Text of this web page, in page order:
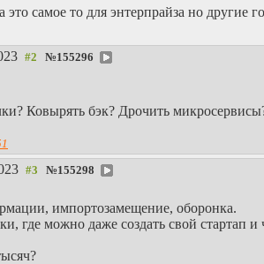
самое то для энтерпрайза но другие
№155296
Ковырять бэк? Дрочить
№155298
импортозамещение, оборонка.
где можно даже создать свой стартап